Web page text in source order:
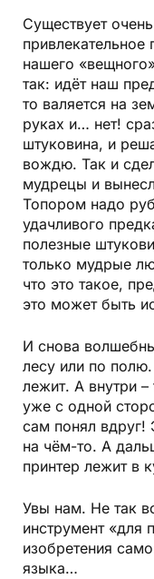
Существует
привлекательное
нашего
так: идёт наш
то валяется на
руках и… нет!
штуковина, и
вождю. Так и
мудрецы и
Топором надо
удачливого
полезные
только мудрые
что это такое,
это может быть
И снова
лесу или по
лежит. А внутри
уже с одной
сам понял вдруг!
на чём-то. А
принтер лежит в
Увы нам. Не так
инструмент «для
изобретения
языка…